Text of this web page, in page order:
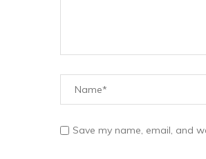
Save my name, email, and